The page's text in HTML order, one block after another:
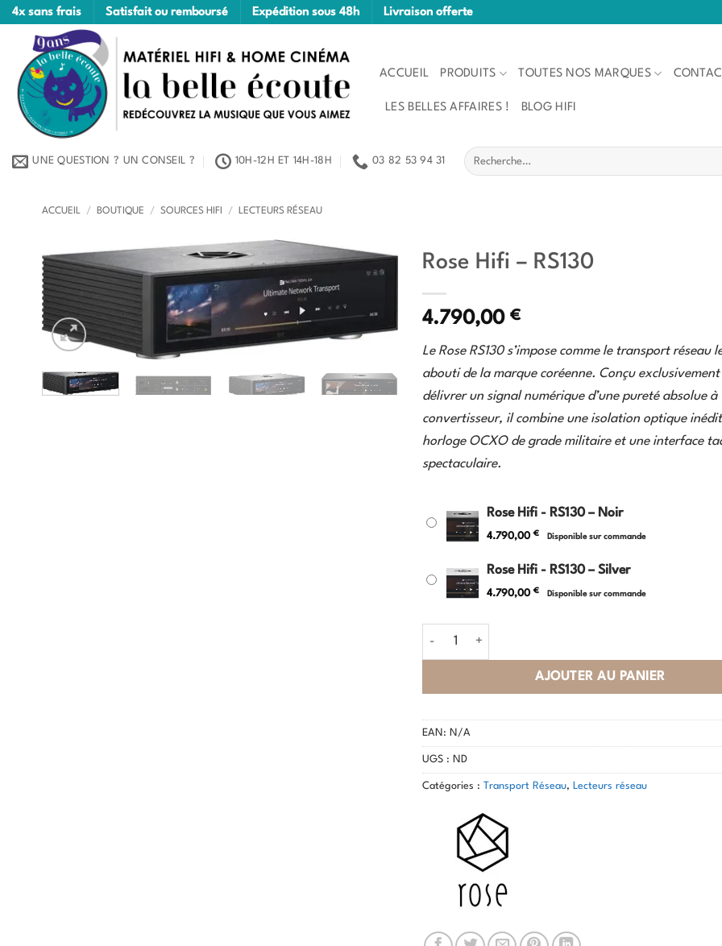
Passer
contenu
4x sans frais Satisfait ou remboursé Expédition sous 48h Livraison offerte
ACCUEIL PRODUITS TOUTES NOS MARQUES
LES BELLES AFFAIRES ! BLOG HIFI
UNE QUESTION ? UN CONSEIL ? 10H-12H ET 14H-18H 03 82 53 94 31
Recherche
pour :
ACCUEIL / BOUTIQUE / SOURCES HIFI / LECTEURS RÉSEAU
Rose Hifi – RS130
4.790,00 €
Le Rose RS130 s’impose comme le transport réseau
abouti de la marque coréenne. Conçu
délivrer un signal numérique d’une pureté absolue à
convertisseur, il combine une isolation optique
horloge OCXO de grade militaire et une interface
spectaculaire.
Rose Hifi - RS130 – Noir
4.790,00 € Disponible sur commande
Rose Hifi - RS130 – Silver
4.790,00 € Disponible sur commande
quantité de Rose Hifi - RS130
AJOUTER AU PANIER
EAN: N/A
UGS : ND
Catégories : Transport Réseau, Lecteurs réseau